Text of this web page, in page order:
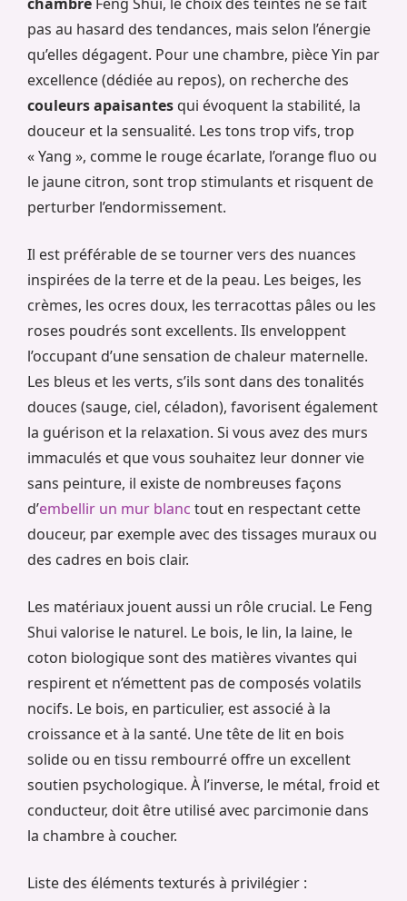
pas au hasard des tendances, mais selon l’énergie
qu’elles dégagent. Pour une chambre, pièce Yin par
excellence (dédiée au repos), on recherche des
couleurs apaisantes qui évoquent la stabilité, la
douceur et la sensualité. Les tons trop vifs, trop
« Yang », comme le rouge écarlate, l’orange fluo ou
le jaune citron, sont trop stimulants et risquent de
perturber l’endormissement.
Il est préférable de se tourner vers des nuances
inspirées de la terre et de la peau. Les beiges, les
crèmes, les ocres doux, les terracottas pâles ou les
roses poudrés sont excellents. Ils enveloppent
l’occupant d’une sensation de chaleur maternelle.
Les bleus et les verts, s’ils sont dans des tonalités
douces (sauge, ciel, céladon), favorisent également
la guérison et la relaxation. Si vous avez des murs
immaculés et que vous souhaitez leur donner vie
sans peinture, il existe de nombreuses façons
d’embellir un mur blanc tout en respectant cette
douceur, par exemple avec des tissages muraux ou
des cadres en bois clair.
Les matériaux jouent aussi un rôle crucial. Le Feng
Shui valorise le naturel. Le bois, le lin, la laine, le
coton biologique sont des matières vivantes qui
respirent et n’émettent pas de composés volatils
nocifs. Le bois, en particulier, est associé à la
croissance et à la santé. Une tête de lit en bois
solide ou en tissu rembourré offre un excellent
soutien psychologique. À l’inverse, le métal, froid et
conducteur, doit être utilisé avec parcimonie dans
la chambre à coucher.
Liste des éléments texturés à privilégier :